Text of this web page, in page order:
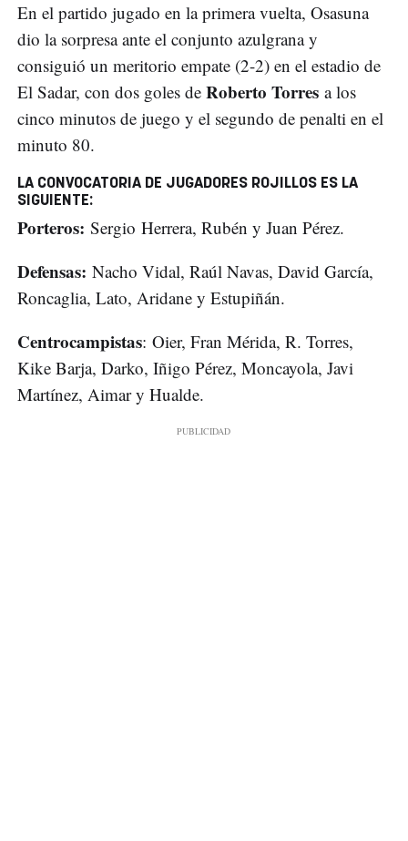
En el partido jugado en la primera vuelta, Osasuna
dio la sorpresa ante el conjunto azulgrana y
consiguió un meritorio empate (2-2) en el estadio de
El Sadar, con dos goles de Roberto Torres a los
cinco minutos de juego y el segundo de penalti en el
minuto 80.
LA CONVOCATORIA DE JUGADORES ROJILLOS ES LA
SIGUIENTE:
Porteros: Sergio Herrera, Rubén y Juan Pérez.
Defensas: Nacho Vidal, Raúl Navas, David García,
Roncaglia, Lato, Aridane y Estupiñán.
Centrocampistas: Oier, Fran Mérida, R. Torres,
Kike Barja, Darko, Iñigo Pérez, Moncayola, Javi
Martínez, Aimar y Hualde.